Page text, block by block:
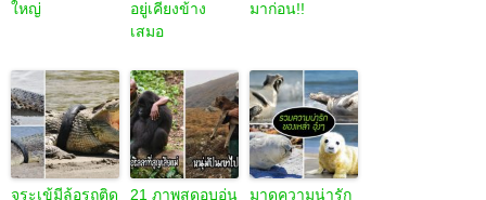
ใหญ่
อยู่เคียงข้าง
เสมอ
มาก่อน!!
จระเข้มีล้อรถติด
21 ภาพสุดอบอุ่น
มาดูความน่ารัก